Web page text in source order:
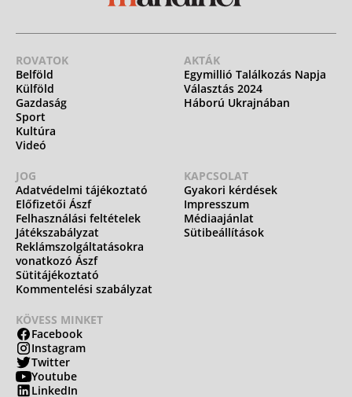
ROVATOK
Belföld
Külföld
Gazdaság
Sport
Kultúra
Videó
AKTÁK
Egymillió Találkozás Napja
Választás 2024
Háború Ukrajnában
JOG
Adatvédelmi tájékoztató
Előfizetői Ászf
Felhasználási feltételek
Játékszabályzat
Reklámszolgáltatásokra
vonatkozó Ászf
Sütitájékoztató
Kommentelési szabályzat
KAPCSOLAT
Gyakori kérdések
Impresszum
Médiaajánlat
Sütibeállítások
KÖVESS MINKET
Facebook
Instagram
Twitter
Youtube
LinkedIn